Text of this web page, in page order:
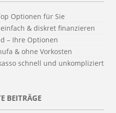
Optionen für Sie
& diskret finanzieren
– Ihre Optionen
& ohne Vorkosten
schnell und unkompliziert
BEITRÄGE